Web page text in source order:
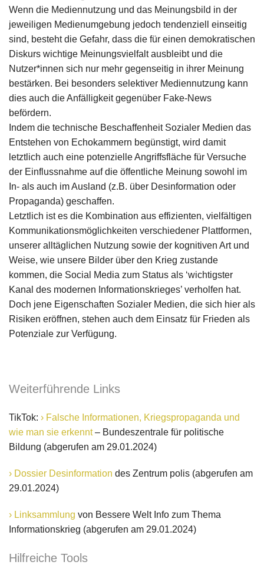
Wenn die Mediennutzung und das Meinungsbild in der
jeweiligen Medienumgebung jedoch tendenziell einseitig
sind, besteht die Gefahr, dass die für einen demokratischen
Diskurs wichtige Meinungsvielfalt ausbleibt und die
Nutzer*innen sich nur mehr gegenseitig in ihrer Meinung
bestärken. Bei besonders selektiver Mediennutzung kann
dies auch die Anfälligkeit gegenüber Fake-News
befördern.
Indem die technische Beschaffenheit Sozialer Medien das
Entstehen von Echokammern begünstigt, wird damit
letztlich auch eine potenzielle Angriffsfläche für Versuche
der Einflussnahme auf die öffentliche Meinung sowohl im
In- als auch im Ausland (z.B. über Desinformation oder
Propaganda) geschaffen.
Letztlich ist es die Kombination aus effizienten, vielfältigen
Kommunikationsmöglichkeiten verschiedener Plattformen,
unserer alltäglichen Nutzung sowie der kognitiven Art und
Weise, wie unsere Bilder über den Krieg zustande
kommen, die Social Media zum Status als ‘wichtigster
Kanal des modernen Informationskrieges’ verholfen hat.
Doch jene Eigenschaften Sozialer Medien, die sich hier als
Risiken eröffnen, stehen auch dem Einsatz für Frieden als
Potenziale zur Verfügung.
Weiterführende Links
TikTok:
Falsche Informationen, Kriegspropaganda und
wie man sie erkennt– Bundeszentrale für politische
Bildung (abgerufen am 29.01.2024)
Dossier Desinformation des Zentrum polis (abgerufen am
29.01.2024)
Linksammlung von Bessere Welt Info zum Thema
Informationskrieg (abgerufen am 29.01.2024)
Hilfreiche Tools